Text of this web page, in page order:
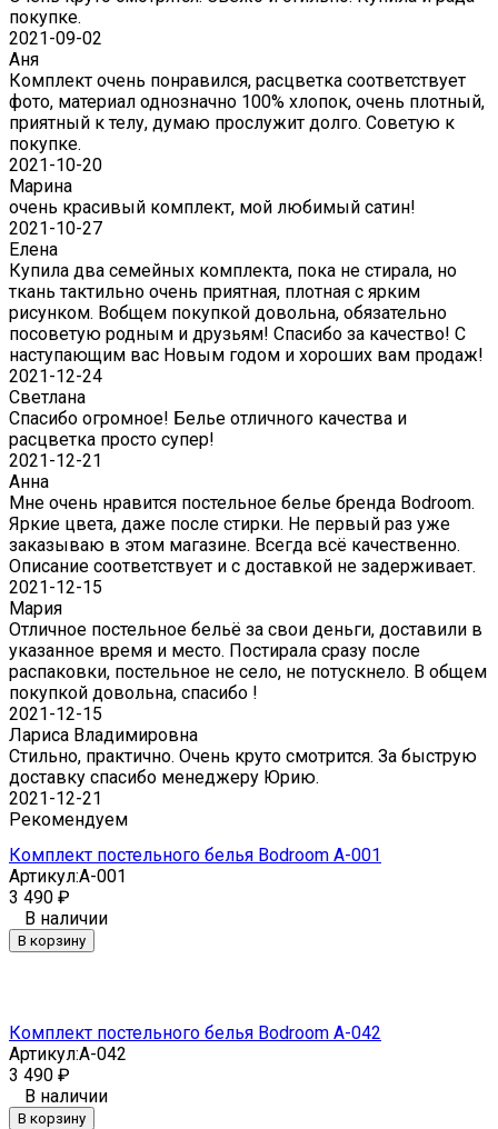
покупке.
2021-09-02
Аня
Комплект очень понравился, расцветка соответствует
фото, материал однозначно 100% хлопок, очень плотный,
приятный к телу, думаю прослужит долго. Советую к
покупке.
2021-10-20
Марина
очень красивый комплект, мой любимый сатин!
2021-10-27
Елена
Купила два семейных комплекта, пока не стирала, но
ткань тактильно очень приятная, плотная с ярким
рисунком. Вобщем покупкой довольна, обязательно
посоветую родным и друзьям! Спасибо за качество! С
наступающим вас Новым годом и хороших вам продаж!
2021-12-24
Светлана
Спасибо огромное! Белье отличного качества и
расцветка просто супер!
2021-12-21
Анна
Мне очень нравится постельное белье бренда Bodroom.
Яркие цвета, даже после стирки. Не первый раз уже
заказываю в этом магазине. Всегда всё качественно.
Описание соответствует и с доставкой не задерживает.
2021-12-15
Мария
Отличное постельное бельё за свои деньги, доставили в
указанное время и место. Постирала сразу после
распаковки, постельное не село, не потускнело. В общем
покупкой довольна, спасибо !
2021-12-15
Лариса Владимировна
Стильно, практично. Очень круто смотрится. За быструю
доставку спасибо менеджеру Юрию.
2021-12-21
Рекомендуем
Комплект постельного белья Bodroom A-001
Артикул:A-001
3 490 ₽
В наличии
В корзину
Комплект постельного белья Bodroom A-042
Артикул:A-042
3 490 ₽
В наличии
В корзину